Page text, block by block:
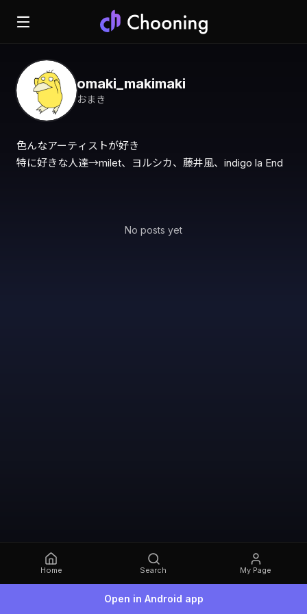
Home Search My Page
Open in Android app
omaki_makimaki
おまき
色んなアーティストが好き
特に好きな人達→milet、ヨルシカ、藤井風、indigo la End
No posts yet